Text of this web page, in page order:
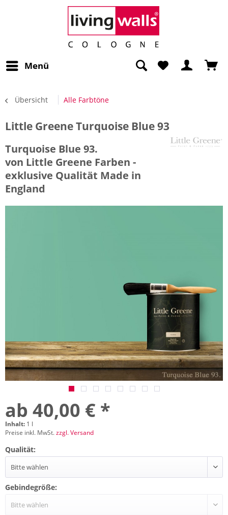
Menü
Übersicht Alle Farbtöne
Little Greene Turquoise Blue 93
Turquoise Blue 93.
von Little Greene Farben -
exklusive Qualität Made in
England
ab 40,00 € *
Inhalt: 1 l
Preise inkl. MwSt.zzgl. Versand
Qualität:
Gebindegröße: